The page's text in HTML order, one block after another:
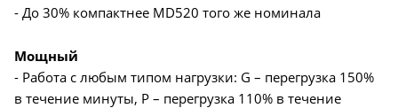
- До 30% компактнее MD520 того же номинала
Мощный
- Работа с любым типом нагрузки: G – перегрузка 150%
в течение минуты, P – перегрузка 110% в течение